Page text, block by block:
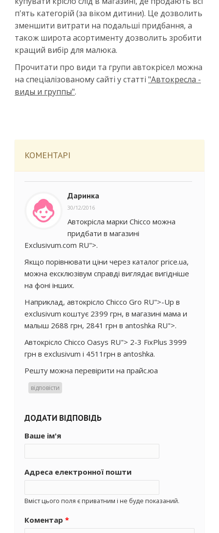
п'ять категорій (за віком дитини). Це дозволить
зменшити витрати на подальші придбання, а
також широта асортименту дозволить зробити
кращий вибір для малюка.
Прочитати про види та групи автокрісел можна
на спеціалізованому сайті у статті "Автокресла -
виды и группы".
КОМЕНТАРІ
Даринка
30/12/2016
Автокрісла марки Chicco можна
придбати в магазині
Exclusivum.com RU">.
Якщо порівнювати ціни через каталог price.ua,
можна ексклюзівум справді виглядає вигідніше
на фоні інших.
Наприклад, автокрісло Chicco Gro RU">-Up в
exclusivum коштує 2399 грн, в магазині мама и
малыш 2688 грн, 2841 грн в antoshka RU">.
Автокрісло Chicco Oasys RU"> 2-3 FixPlus 3999
грн в exclusivum і 4511грн в antoshka.
Решту можна перевірити на прайс.юа
відповісти
ДОДАТИ ВІДПОВІДЬ
Ваше ім'я
Адреса електронної пошти
Вміст цього поля є приватним і не буде показаний.
Коментар *